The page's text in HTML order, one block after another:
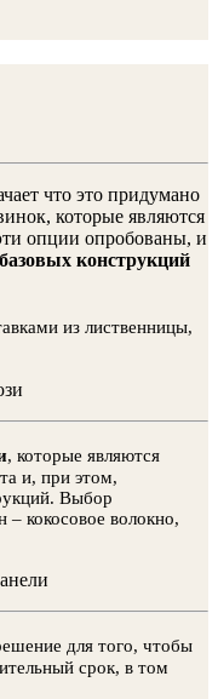
что это придумано
которые являются
опции опробованы, и
базовых конструкций
из лиственницы,
, которые являются
и, при этом,
Выбор
– кокосовое волокно,
для того, чтобы
срок, в том